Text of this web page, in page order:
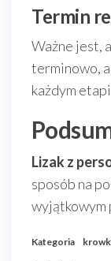
Termin
Ważne jest,
terminowo, a
każdym
Lizak z
sposób na
wyjątkowym
Kategoria